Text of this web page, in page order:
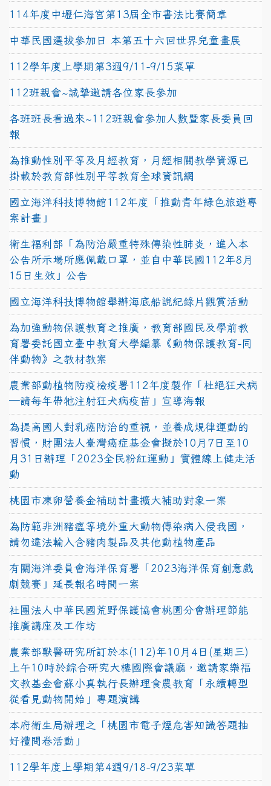
114年度中壢仁海宮第13屆全市書法比賽簡章
中華民國選拔參加日 本第五十六回世界兒童畫展
112學年度上學期第3週9/11-9/15菜單
112班親會~誠摯邀請各位家長參加
各班班長看過來~112班親會參加人數暨家長委員回
報
為推動性別平等及月經教育，月經相關教學資源已
掛載於教育部性別平等教育全球資訊網
國立海洋科技博物館112年度「推動青年綠色旅遊專
案計畫」
衛生福利部「為防治嚴重特殊傳染性肺炎，進入本
公告所示場所應佩戴口罩，並自中華民國112年8月
15日生效」公告
國立海洋科技博物館舉辦海底船說紀錄片觀賞活動
為加強動物保護教育之推廣，教育部國民及學前教
育署委託國立臺中教育大學編纂《動物保護教育-同
伴動物》之教材教案
農業部動植物防疫檢疫署112年度製作「杜絕狂犬病
—請每年帶牠注射狂犬病疫苗」宣導海報
為提高國人對乳癌防治的重視，並養成規律運動的
習慣，財團法人臺灣癌症基金會擬於10月7日至10
月31日辦理「2023全民粉紅運動」實體線上健走活
動
桃園市凍卵營養金補助計畫擴大補助對象一案
為防範非洲豬瘟等境外重大動物傳染病入侵我國，
請勿違法輸入含豬肉製品及其他動植物產品
有關海洋委員會海洋保育署「2023海洋保育創意戲
劇競賽」延長報名時間一案
社團法人中華民國荒野保護協會桃園分會辦理節能
推廣講座及工作坊
農業部獸醫研究所訂於本(112)年10月4日(星期三)
上午10時於綜合研究大樓國際會議廳，邀請家樂福
文教基金會蘇小真執行長辦理食農教育「永續轉型
從看見動物開始」專題演講
本府衛生局辦理之「桃園市電子煙危害知識答題抽
好禮問卷活動」
112學年度上學期第4週9/18-9/23菜單